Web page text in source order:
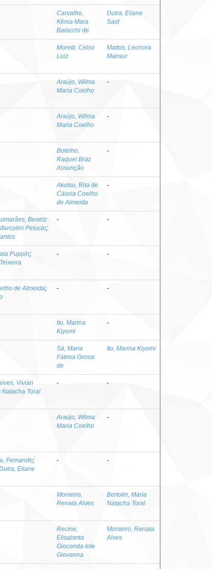
Carvalho,
Kênia Mara
Baiocchi de
Dutra, Eliane
Said
Moretti, Celso
Luiz
Mattos, Leonora
Mansur
Araújo, Wilma
Maria Coelho
-
Araújo, Wilma
Maria Coelho
-
Botelho,
Raquel Braz
Assunção
-
Akutsu, Rita de
Cássia Coelho
de Almeida
-
Beatriz
Pelucio;
- -
Puppin;
- -
de Almeida;
- -
Ito, Marina
Kiyomi
-
Sá, Maria
Fátima Grossi
de
Ito, Marina Kiyomi
Vivian
Toral
- -
Araújo, Wilma
Maria Coelho
-
Fernando;
Eliane
- -
Monteiro,
Renata Alves
Bertolin, Maria
Natacha Toral
Recine,
Elisabetta
Gioconda Iole
Giovanna
Monteiro, Renata
Alves